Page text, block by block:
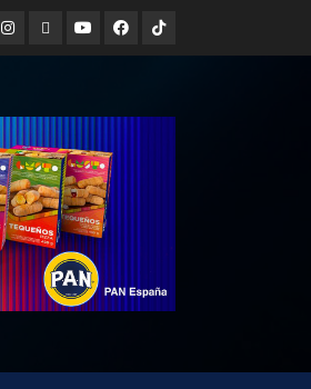
Instagram
X YoutubeFacebook
TikTok